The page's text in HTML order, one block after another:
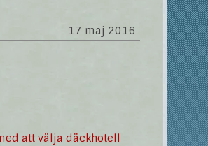
17 maj 2016
att välja däckhotell